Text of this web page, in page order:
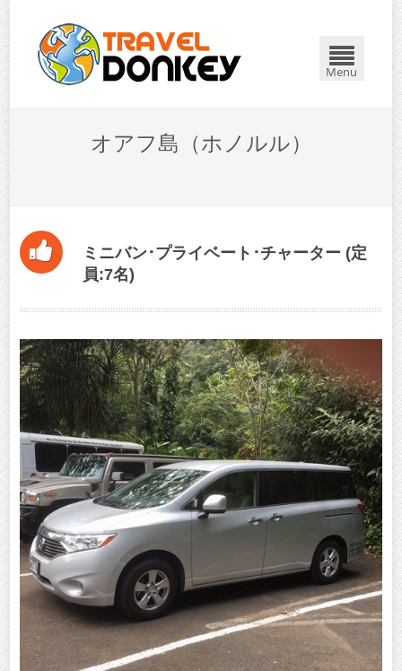
Menu
オアフ島（ホノルル）
ミニバン･プライベート･チャーター (定
員:7名)